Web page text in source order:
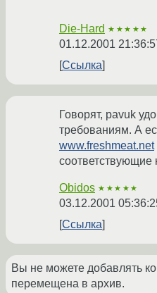
Die-Hard ★★★★★
01.12.2001
Ссылка
Говорят, pavuk
требованиям. А
www.freshmeat.net
соответствующие
Obidos ★★★★★
03.12.2001
Ссылка
Вы не можете добавлять
перемещена в архив.